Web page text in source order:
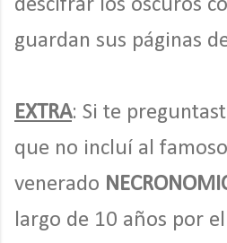
descifrar los oscuros
guardan sus páginas
EXTRA: Si te
que no incluí al
venerado
largo de 10 años por